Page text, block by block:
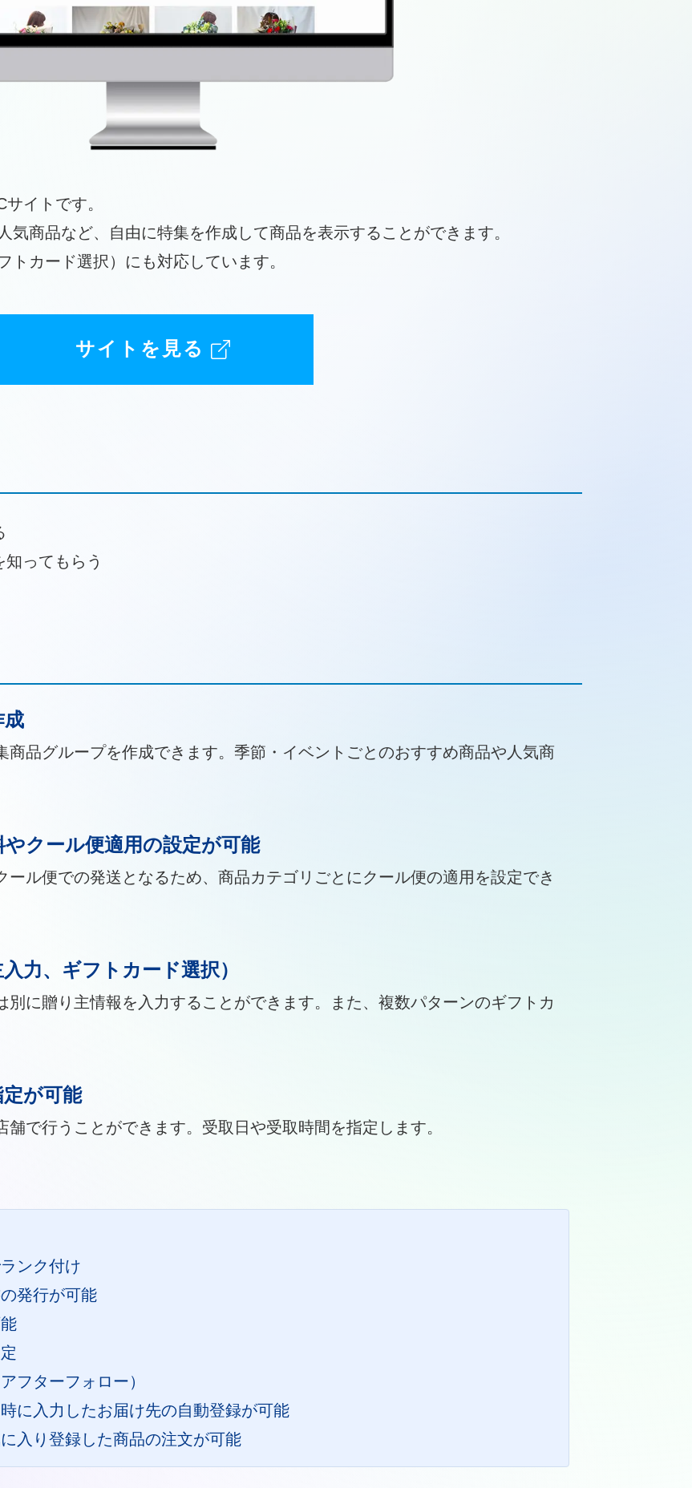
イトです。
商品など、自由に特集を作成して商品を表示することができます。
カード選択）にも対応しています。
サイトを見る
ってもらう
成
品グループを作成できます。季節・イベントごとのおすすめ商品や人気商
クール便適用の設定が可能
ル便での発送となるため、商品カテゴリごとにクール便の適用を設定でき
力、ギフトカード選択）
別に贈り主情報を入力することができます。また、複数パターンのギフトカ
が可能
で行うことができます。受取日や受取時間を指定します。
ンク付け
発行が可能
フターフォロー）
に入力したお届け先の自動登録が可能
入り登録した商品の注文が可能